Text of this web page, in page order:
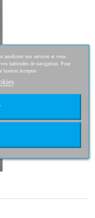
améliorer nos services et vous
habitudes de navigation. Pour
bouton Accepter.